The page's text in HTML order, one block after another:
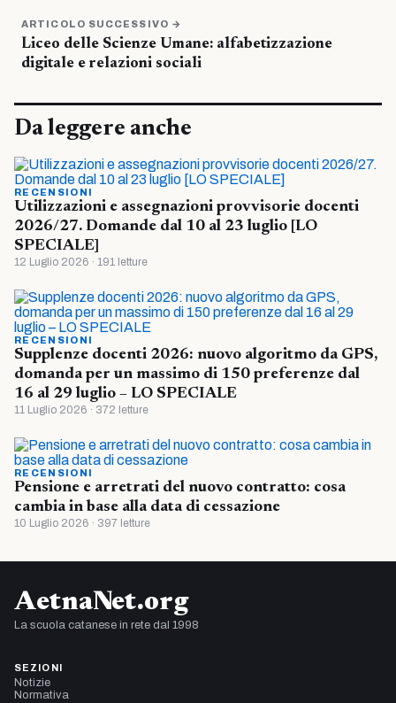
ARTICOLO SUCCESSIVO →
Liceo delle Scienze Umane: alfabetizzazione
digitale e relazioni sociali
Da leggere anche
RECENSIONI
Utilizzazioni e assegnazioni provvisorie docenti
2026/27. Domande dal 10 al 23 luglio [LO
SPECIALE]
12 Luglio 2026 · 191 letture
RECENSIONI
Supplenze docenti 2026: nuovo algoritmo da GPS,
domanda per un massimo di 150 preferenze dal
16 al 29 luglio – LO SPECIALE
11 Luglio 2026 · 372 letture
RECENSIONI
Pensione e arretrati del nuovo contratto: cosa
cambia in base alla data di cessazione
10 Luglio 2026 · 397 letture
AetnaNet.org
La scuola catanese in rete dal 1998
SEZIONI
Notizie
Normativa